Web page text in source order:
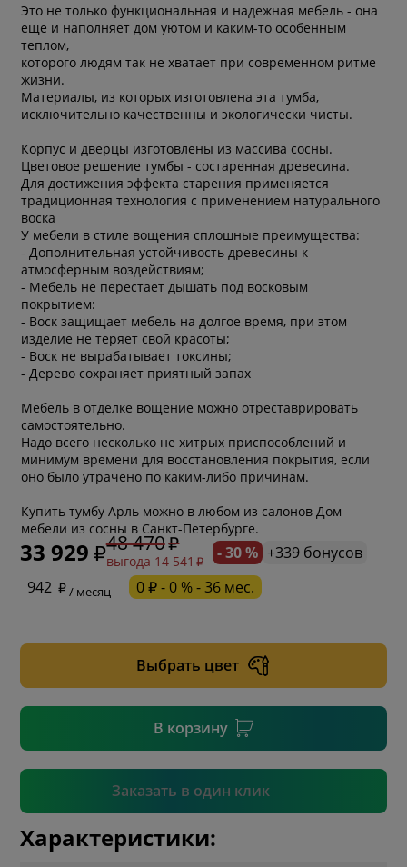
Это не только функциональная и надежная мебель - она
еще и наполняет дом уютом и каким-то особенным
теплом,
которого людям так не хватает при современном ритме
жизни.
Материалы, из которых изготовлена эта тумба,
исключительно качественны и экологически чисты.
Корпус и дверцы изготовлены из массива сосны.
Цветовое решение тумбы - состаренная древесина.
Для достижения эффекта старения применяется
традиционная технология с применением натурального
воска
У мебели в стиле вощения сплошные преимущества:
- Дополнительная устойчивость древесины к
атмосферным воздействиям;
- Мебель не перестает дышать под восковым
покрытием:
- Воск защищает мебель на долгое время, при этом
изделие не теряет свой красоты;
- Воск не вырабатывает токсины;
- Дерево сохраняет приятный запах
Мебель в отделке вощение можно отреставрировать
самостоятельно.
Надо всего несколько не хитрых приспособлений и
минимум времени для восстановления покрытия, если
оно было утрачено по каким-либо причинам.
Купить тумбу Арль можно в любом из салонов Дом
мебели из сосны в Санкт-Петербурге.
33 929 48 470
выгода 14 541 - 30 % +339 бонусов
942
/ месяц 0 ₽ - 0 % - 36 мес.
Выбрать цвет
В корзину
Заказать в один клик
* обязательное поле
Подтвердить
Характеристики: